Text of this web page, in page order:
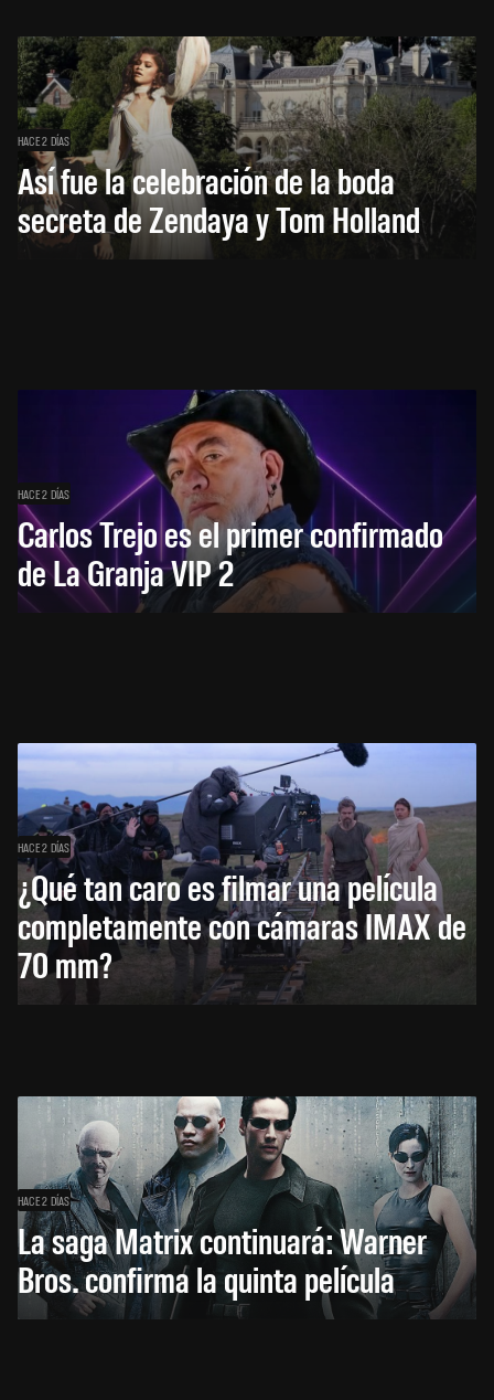
HACE 2 DÍAS
Así fue la celebración de la boda
secreta de Zendaya y Tom Holland
HACE 2 DÍAS
Carlos Trejo es el primer confirmado
de La Granja VIP 2
HACE 2 DÍAS
¿Qué tan caro es filmar una película
completamente con cámaras IMAX de
70 mm?
HACE 2 DÍAS
La saga Matrix continuará: Warner
Bros. confirma la quinta película